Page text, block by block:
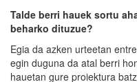
Talde berri hauek sortu
beharko dituzue?
Egia da azken urteetan
egin duguna da atal berri
hauetan gure proiektura